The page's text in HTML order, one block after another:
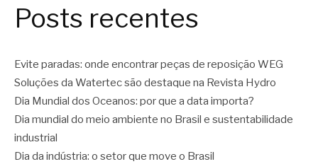
Posts recentes
Evite paradas: onde encontrar peças de reposição WEG
Soluções da Watertec são destaque na Revista Hydro
Dia Mundial dos Oceanos: por que a data importa?
Dia mundial do meio ambiente no Brasil e sustentabilidade
industrial
Dia da indústria: o setor que move o Brasil